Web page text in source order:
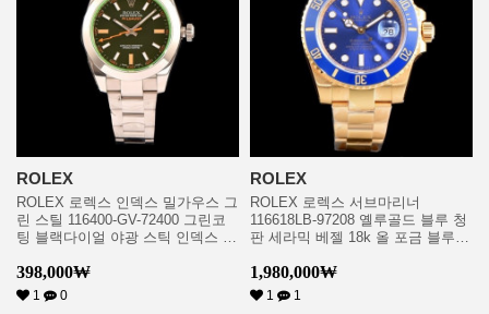
ROLEX
ROLEX 로렉스 인덱스 밀가우스 그
린 스틸 116400-GV-72400 그린코
팅 블랙다이얼 야광 스틱 인덱스 오
398,000₩
1 0
ROLEX
ROLEX 로렉스 서브마리너
116618LB-97208 옐루골드 블루 청
판 세라믹 베젤 18k 올 포금 블루
토매틱 무브먼트 rol0515
1,980,000₩
1 1